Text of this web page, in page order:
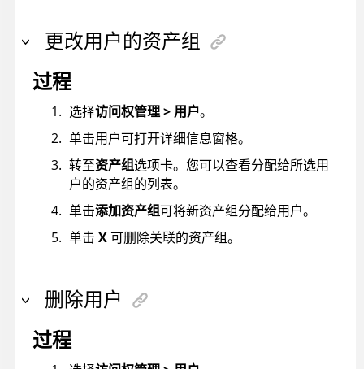
更改用户的资产组
过程
选择访问权管理 > 用户。
单击用户可打开详细信息窗格。
转至资产组选项卡。您可以查看分配给所选用
户的资产组的列表。
单击添加资产组可将新资产组分配给用户。
单击 X可删除关联的资产组。
删除用户
过程